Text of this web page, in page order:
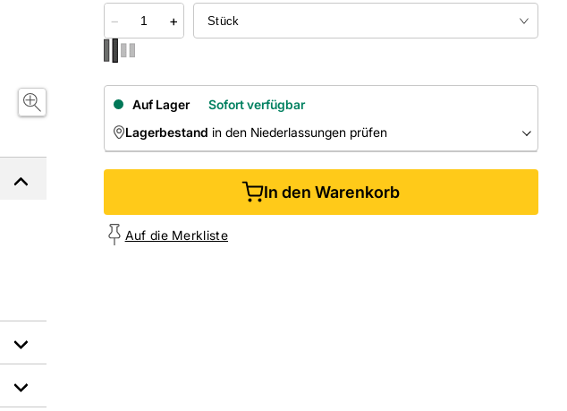
− +
Auf Lager
Sofort verfügbar
Lagerbestand in den Niederlassungen prüfen
NIEDERLASSUNGEN
In den Warenkorb
Auf die Merkliste